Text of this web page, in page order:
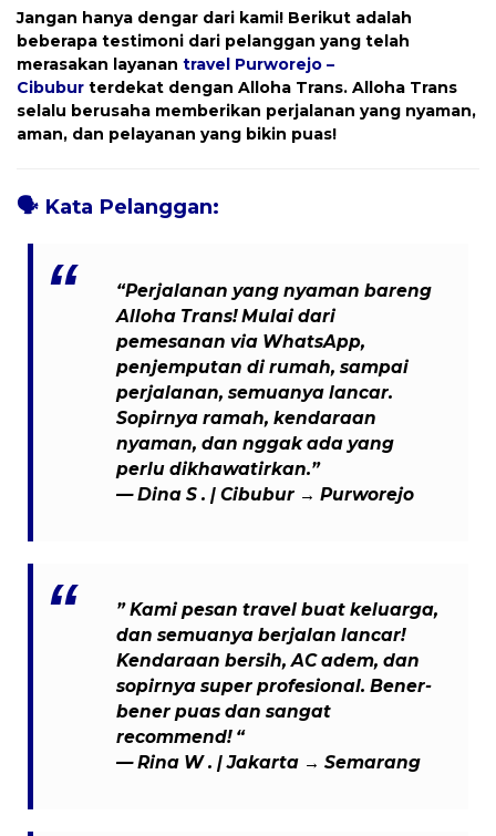
Jangan hanya dengar dari kami! Berikut adalah
beberapa testimoni dari pelanggan yang telah
merasakan layanan travel Purworejo –
Cibubur terdekat dengan Alloha Trans. Alloha Trans
selalu berusaha memberikan perjalanan yang nyaman,
aman, dan pelayanan yang bikin puas!
🗣️ Kata Pelanggan:
“Perjalanan yang nyaman bareng
Alloha Trans! Mulai dari
pemesanan via WhatsApp,
penjemputan di rumah, sampai
perjalanan, semuanya lancar.
Sopirnya ramah, kendaraan
nyaman, dan nggak ada yang
perlu dikhawatirkan.”
—Dina S . | Cibubur → Purworejo
” Kami pesan travel buat keluarga,
dan semuanya berjalan lancar!
Kendaraan bersih, AC adem, dan
sopirnya super profesional. Bener-
bener puas dan sangat
recommend! “
—Rina W . | Jakarta → Semarang